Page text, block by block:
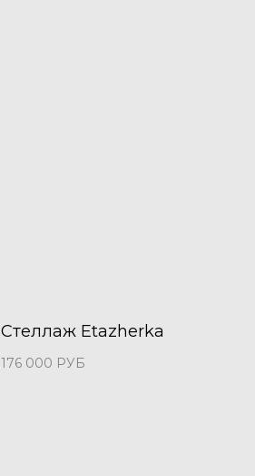
Стеллаж Etazherka
176 000 РУБ